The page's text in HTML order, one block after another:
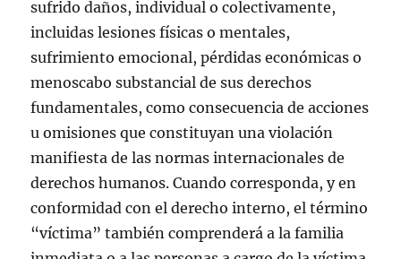
sufrido daños, individual o colectivamente,
incluidas lesiones físicas o mentales,
sufrimiento emocional, pérdidas económicas o
menoscabo substancial de sus derechos
fundamentales, como consecuencia de acciones
u omisiones que constituyan una violación
manifiesta de las normas internacionales de
derechos humanos. Cuando corresponda, y en
conformidad con el derecho interno, el término
“víctima” también comprenderá a la familia